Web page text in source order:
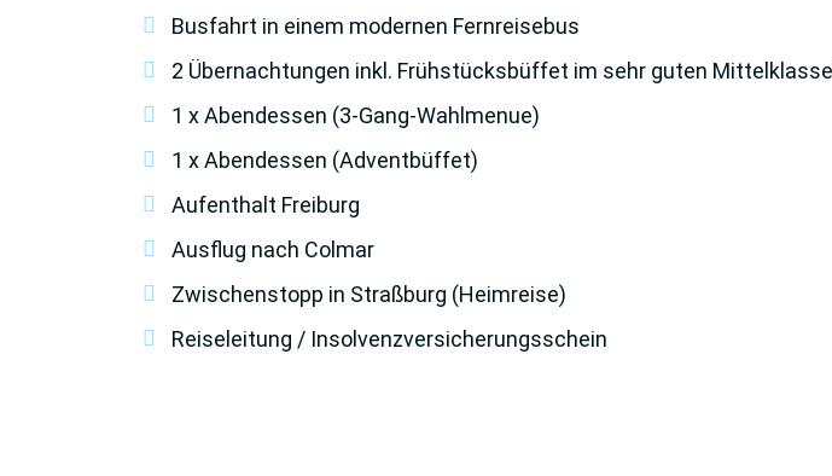
Busfahrt in einem modernen Fernreisebus
2 Übernachtungen inkl. Frühstücksbüffet im sehr guten
1 x Abendessen (3-Gang-Wahlmenue)
1 x Abendessen (Adventbüffet)
Aufenthalt Freiburg
Ausflug nach Colmar
Zwischenstopp in Straßburg (Heimreise)
Reiseleitung / Insolvenzversicherungsschein